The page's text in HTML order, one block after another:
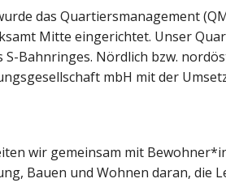
das Quartiersmanagement
Mitte eingerichtet. Unser
Bahnringes. Nördlich bzw.
mbH mit der
wir gemeinsam mit
Bauen und Wohnen daran, die